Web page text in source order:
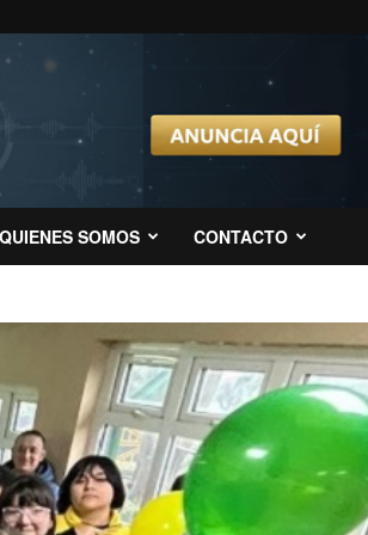
QUIENES SOMOS CONTACTO